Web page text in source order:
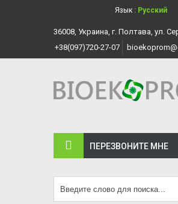
Язык : Русский
36008, Украина, г. Полтава, ул.
+38(097)720-27-07
ПЕРЕЗВОНИТЕ МНЕ